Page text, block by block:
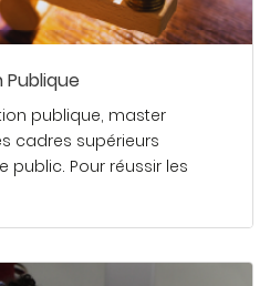
publique, master
cadres supérieurs
public. Pour réussir les